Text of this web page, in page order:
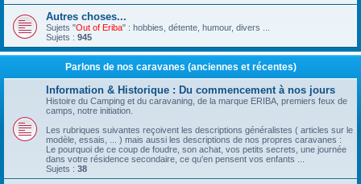
Autres choses...
Sujets "Out of Eriba" : hobbies, détente, humour, divers ...
Sujets : 945
Parlons de nos caravanes (anciennes et récentes)
Information & Historique : Du commencement à nos jours
Histoire du Camping et du caravaning, de la marque ERIBA, premiers feux de
camps, notre initiation.
Les rubriques suivantes reçoivent les descriptions généralistes ( articles sur le
modèle, essais, ... ) mais aussi les descriptions de nos propres caravanes :
Le pourquoi de ce coup de foudre, son achat, vos petits secrets, une journée
dans votre résidence secondaire, ce qu'en pensent vos enfants ...
Sujets : 38